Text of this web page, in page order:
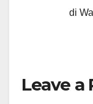
di
Leave a